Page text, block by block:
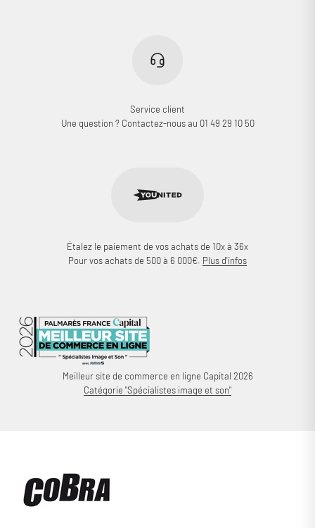
Service client
Une question ? Contactez-nous au 01 49 29 10 50
Étalez le paiement de vos achats de 10x à 36x
Pour vos achats de 500 à 6 000€. Plus d'infos
Meilleur site de commerce en ligne Capital 2026
Catégorie "Spécialistes image et son"